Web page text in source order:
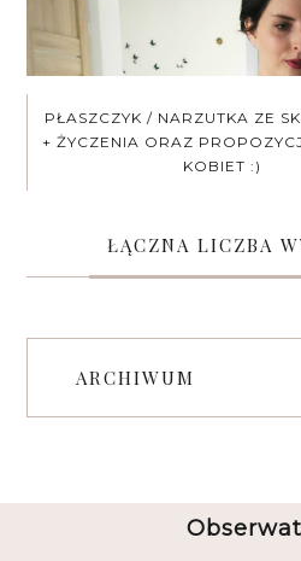
PŁASZCZYK / NARZUTKA ZE
+ ŻYCZENIA ORAZ
KOBIET :)
ŁĄCZNA LICZBA
ARCHIWUM